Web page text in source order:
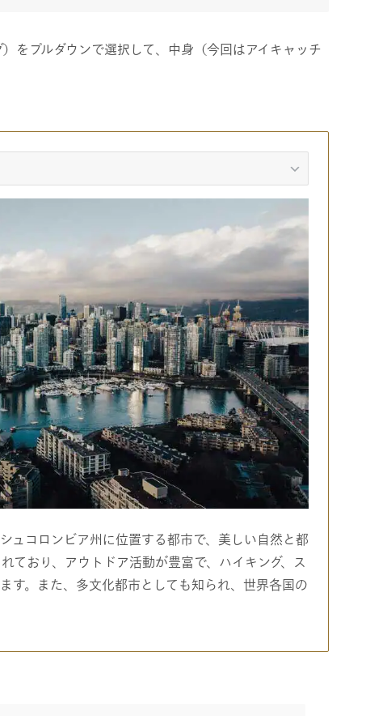
をプルダウンで選択して、中身（今回はアイキャッチ
ュコロンビア州に位置する都市で、美しい自然と都
ており、アウトドア活動が豊富で、ハイキング、ス
す。また、多文化都市としても知られ、世界各国の